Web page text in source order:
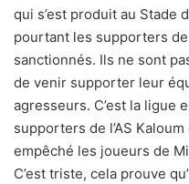
qui s’est produit au Stade
pourtant les supporters de
sanctionnés. Ils ne sont
de venir supporter leur
agresseurs. C’est la ligue
supporters de l’AS
empêché les joueurs de
C’est triste, cela prouve